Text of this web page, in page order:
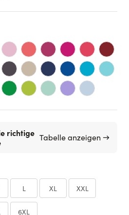
richtige Tabelle anzeigen →
L XL XXL
6XL